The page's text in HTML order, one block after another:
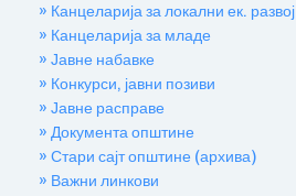
» Канцеларија за локални ек. развој
» Канцеларија за младе
» Јавне набавке
» Конкурси, јавни позиви
» Јавне расправе
» Документа општине
» Стари сајт општине (архива)
» Важни линкови